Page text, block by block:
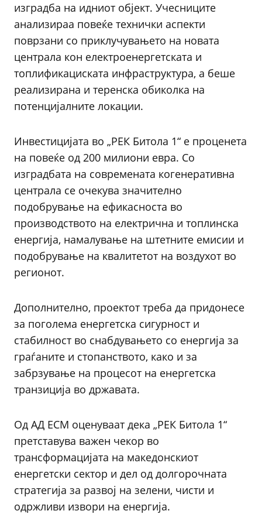
изградба на идниот објект. Учесниците
анализираа повеќе технички аспекти
поврзани со приклучувањето на новата
централа кон електроенергетската и
топлификациската инфраструктура, а беше
реализирана и теренска обиколка на
потенцијалните локации.
Инвестицијата во „РЕК Битола 1“ е проценета
на повеќе од 200 милиони евра. Со
изградбата на современата когенеративна
централа се очекува значително
подобрување на ефикасноста во
производството на електрична и топлинска
енергија, намалување на штетните емисии и
подобрување на квалитетот на воздухот во
регионот.
Дополнително, проектот треба да придонесе
за поголема енергетска сигурност и
стабилност во снабдувањето со енергија за
граѓаните и стопанството, како и за
забрзување на процесот на енергетска
транзиција во државата.
Од АД ЕСМ оценуваат дека „РЕК Битола 1“
претставува важен чекор во
трансформацијата на македонскиот
енергетски сектор и дел од долгорочната
стратегија за развој на зелени, чисти и
одржливи извори на енергија.